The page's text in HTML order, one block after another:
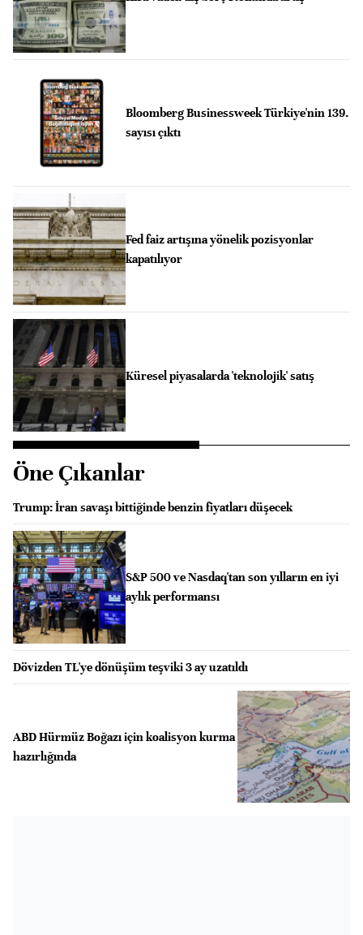
Bloomberg Businessweek Türkiye'nin 139.
sayısı çıktı
Fed faiz artışına yönelik pozisyonlar
kapatılıyor
Küresel piyasalarda 'teknolojik' satış
Öne Çıkanlar
Trump: İran savaşı bittiğinde benzin fiyatları düşecek
S&P 500 ve Nasdaq'tan son yılların en iyi
aylık performansı
Dövizden TL'ye dönüşüm teşviki 3 ay uzatıldı
ABD Hürmüz Boğazı için koalisyon kurma
hazırlığında